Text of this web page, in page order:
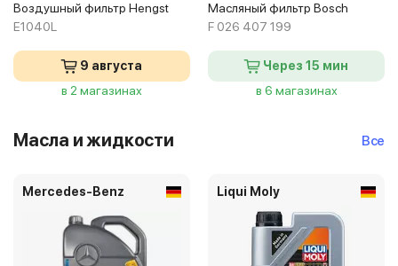
Воздушный фильтр Hengst
E1040L
9 августа
в 2 магазинах
Масляный фильтр Bosch
F 026 407 199
Через 15 мин
в 6 магазинах
Масла и жидкости Все
Mercedes-Benz Liqui Moly